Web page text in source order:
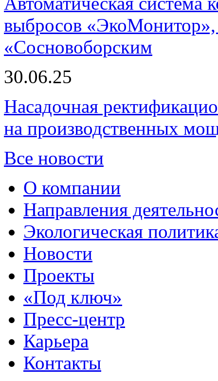
выбросов «ЭкоМонитор»,
«Сосновоборским
30.06.25
Насадочная
на производственных
Все новости
О компании
Направления
Экологическая
Новости
Проекты
«Под ключ»
Пресс-центр
Карьера
Контакты